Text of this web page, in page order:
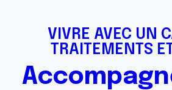
VIVRE AVEC UN
TRAITEMENTS